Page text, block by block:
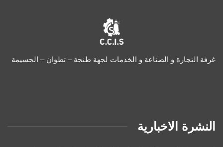
غرفة التجارة و الصناعة و الخدمات لجهة طنجة – تطوان – الحسيمة
النشرة الاخبارية